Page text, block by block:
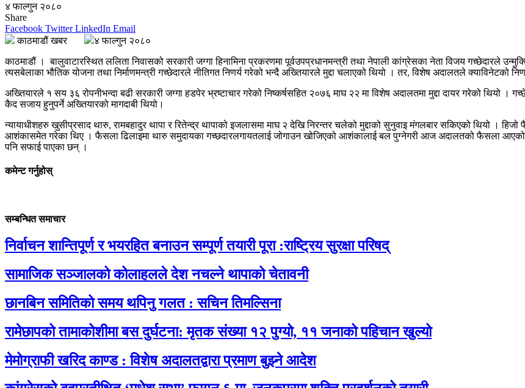
४ फाल्गुन २०८०
Share
Facebook Twitter LinkedIn Email
काठमाडौं खबर
४ फाल्गुन २०८०
काठमाडौं । बालुवाटारस्थित ललिता निवासको सरकारी जग्गा हिनामिना प्रकरणमा पूर्वउपप्रधानमन्त्री तथा नेपाली कांग्रेसका नेता विजय गच्छेदारले
त्यसबेलाका भौतिक योजना तथा निर्माणमन्त्री गच्छेदारले नीतिगत निणर्य गरेको भन्दै अख्तियारले मुद्दा चलाएको थियो । तर, विशेष अदालतले क्याविनेटको
अख्तियारले १ सय ३६ रोपनीभन्दा बढी सरकारी जग्गा हडपेर भ्रष्टाचार गरेको निष्कर्षसहित २०७६ माघ २२ मा विशेष अदालतमा मुद्दा दायर गरेको थियो
कैद सजाय हुनुपर्ने अख्तियारको मागदाबी थियो।
न्यायाधीशहरु खुसीप्रसाद थारु, रामबहादुर थापा र रितेन्द्र थापाको इजलासमा माघ २ देखि निरन्तर चलेको मुद्दाको सुनुवाइ मंगलबार सकिएको थियो ।
आशंकासमेत गरेका थिए । फैसला ढिलाइमा थारु समुदायका गच्छदारलगायतलाई जोगाउन खोजिएको आशंकालाई बल पुग्नेगरी आज अदालतको फैसला आएको
पनि सफाई पाएका छन् ।
कमेन्ट गर्नुहोस्
सम्बन्धित समाचार
निर्वाचन शान्तिपूर्ण र भयरहित बनाउन सम्पूर्ण तयारी पूरा :राष्ट्रिय सुरक्षा परिषद्
सामाजिक सञ्जालको कोलाहलले देश नचल्ने थापाको चेतावनी
छानबिन समितिको समय थपिनु गलत : सचिन तिमल्सिना
रामेछापको तामाकोशीमा बस दुर्घटना: मृतक संख्या १२ पुग्यो, ११ जनाको पहिचान खुल्यो
मेमोग्राफी खरिद काण्ड : विशेष अदालतद्वारा प्रमाण बुझ्ने आदेश